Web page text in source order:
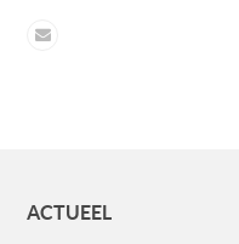
ACTUEEL